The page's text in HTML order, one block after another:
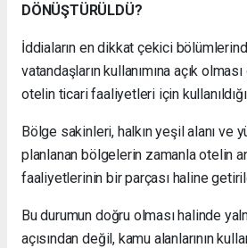
DÖNÜŞTÜRÜLDÜ?
İddiaların en dikkat çekici
vatandaşların kullanımına açık
otelin ticari faaliyetleri için
Bölge sakinleri, halkın yeşil alanı ve
planlanan bölgelerin zamanla otelin
faaliyetlerinin bir parçası haline
Bu durumun doğru olması halinde
açısından değil, kamu alanlarının